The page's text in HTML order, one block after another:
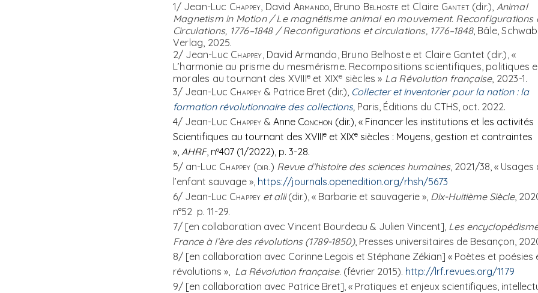
1/ Jean-Luc Chappey, David Armando, Bruno Belhoste et Claire Gantet(dir.), Animal
Magnetism in Motion / Le magnétisme animal en mouvement. Reconfigurations
Circulations, 1776–1848 / Reconfigurations et circulations, 1776–1848, Bâle,
Verlag, 2025.
2/ Jean-Luc Chappey, David Armando, Bruno Belhoste et Claire Gantet (dir.), «
L’harmonie au prisme du mesmérisme. Recompositions scientifiques, politiques
morales au tournant des XVIIIe et XIXe siècles » La Révolution française, 2023-1.
3/ Jean-Luc Chappey & Patrice Bret (dir.), Collecter et inventorier pour la nation : la
formation révolutionnaire des collections, Paris, Éditions du CTHS, oct. 2022.
4/ Jean-Luc Chappey &Anne Conchon (dir.), « Financer les institutions et les activités
Scientifiques au tournant des XVIIIe et XIXe siècles : Moyens, gestion et contraintes
», AHRF, nº407 (1/2022), p. 3-28.
5/ an-Luc Chappey (dir.) Revue d’histoire des sciences humaines, 2021/38, « Usages
l’enfant sauvage », https://journals.openedition.org/rhsh/5673
6/ Jean-Luc Chappey et alii(dir.), « Barbarie et sauvagerie », Dix-Huitième Siècle,
n°52 p. 11-29.
7/ [en collaboration avec Vincent Bourdeau & Julien Vincent], Les
France à l’ère des révolutions (1789-1850), Presses universitaires de Besançon,
8/ [en collaboration avec Corinne Legois et Stéphane Zékian] « Poètes et poésies
révolutions », La Révolution française. (février 2015). http://lrf.revues.org/1179
9/ [en collaboration avec Patrice Bret], « Pratiques et enjeux scientifiques,